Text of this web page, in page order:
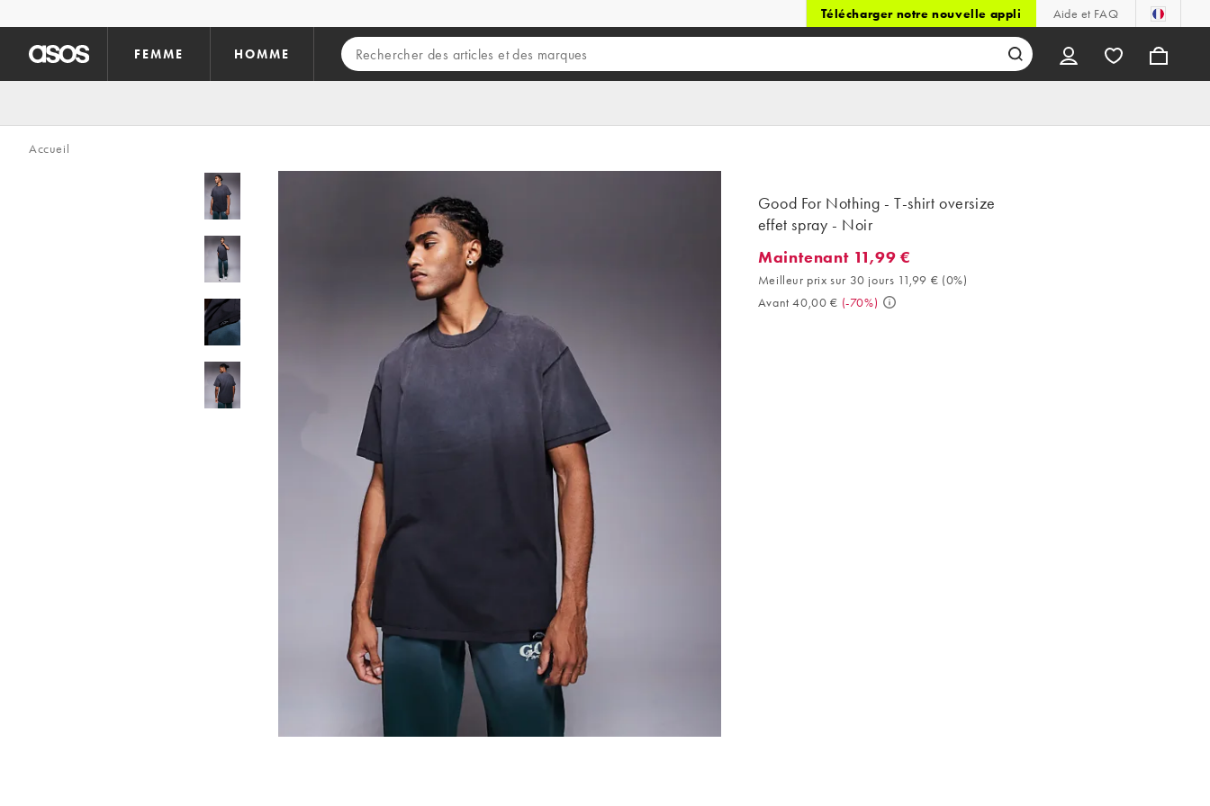
Télécharger notre nouvelle appli Aide et FAQ
FEMME HOMME
Accueil
Good For Nothing - T-shirt oversize
effet spray - Noir
Maintenant 11,99 €. Meilleur prix sur 30 jours 11,99 € (0%). Avant 40,00
Maintenant 11,99 €
Meilleur prix sur 30 jours 11,99 € (0%)
Avant 40,00 € (-70%)